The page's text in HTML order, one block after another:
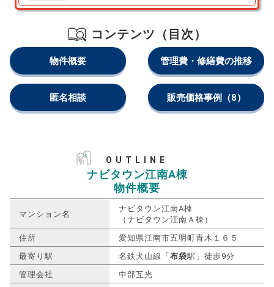
コンテンツ（目次）
物件概要 管理費・修繕費の推移
匿名相談 販売価格事例 （8）
OUTLINE
ナビタウン江南A棟
物件概要
マンション名
ナビタウン江南A棟
（ナビタウン江南Ａ棟）
住所
愛知県江南市五明町青木１６５
最寄り駅
名鉄犬山線「布袋駅」徒歩9分
管理会社
中部互光